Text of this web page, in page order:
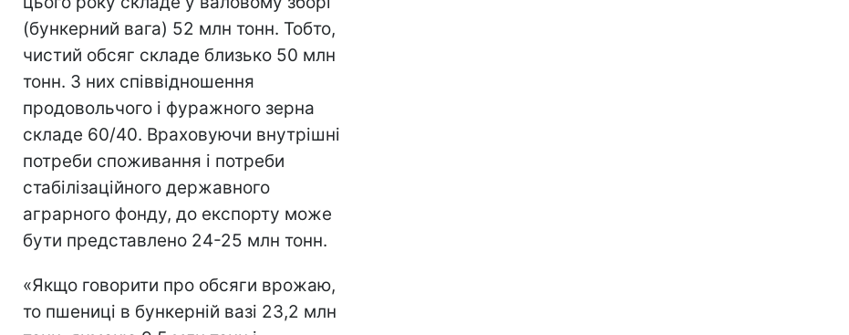
(бункерний вага) 52 млн тонн. Тобто,
чистий обсяг складе близько 50 млн
тонн. З них співвідношення
продовольчого і фуражного зерна
складе 60/40. Враховуючи внутрішні
потреби споживання і потреби
стабілізаційного державного
аграрного фонду, до експорту може
бути представлено 24-25 млн тонн.
«Якщо говорити про обсяги врожаю,
то пшениці в бункерній вазі 23,2 млн